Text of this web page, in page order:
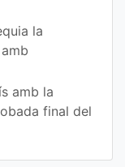
la
amb la
final del